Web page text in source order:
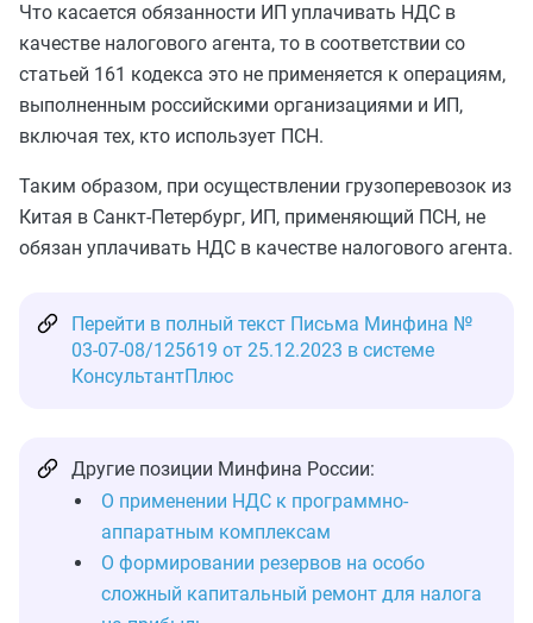
Что касается обязанности ИП уплачивать НДС в
качестве налогового агента, то в соответствии со
статьей 161 кодекса это не применяется к операциям,
выполненным российскими организациями и ИП,
включая тех, кто использует ПСН.
Таким образом, при осуществлении грузоперевозок из
Китая в Санкт-Петербург, ИП, применяющий ПСН, не
обязан уплачивать НДС в качестве налогового агента.
Перейти в полный текст Письма Минфина №
03-07-08/125619 от 25.12.2023 в системе
КонсультантПлюс
Другие позиции Минфина России:
О применении НДС к программно-
аппаратным комплексам
О формировании резервов на особо
сложный капитальный ремонт для налога